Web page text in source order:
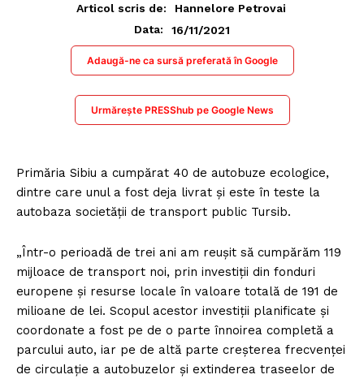
Articol scris de:
Hannelore Petrovai
Data:
16/11/2021
Adaugă-ne ca sursă preferată în Google
Urmărește PRESShub pe Google News
Primăria Sibiu a cumpărat 40 de autobuze ecologice,
dintre care unul a fost deja livrat și este în teste la
autobaza societăţii de transport public Tursib.
„Într-o perioadă de trei ani am reușit să cumpărăm 119
mijloace de transport noi, prin investiții din fonduri
europene și resurse locale în valoare totală de 191 de
milioane de lei. Scopul acestor investiții planificate și
coordonate a fost pe de o parte înnoirea completă a
parcului auto, iar pe de altă parte creșterea frecvenței
de circulație a autobuzelor și extinderea traseelor de